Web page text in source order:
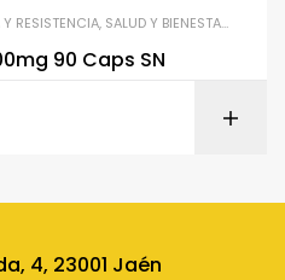
RESISTENCIA, SALUD Y BIENESTAR
90 Caps SN
4, 23001 Jaén